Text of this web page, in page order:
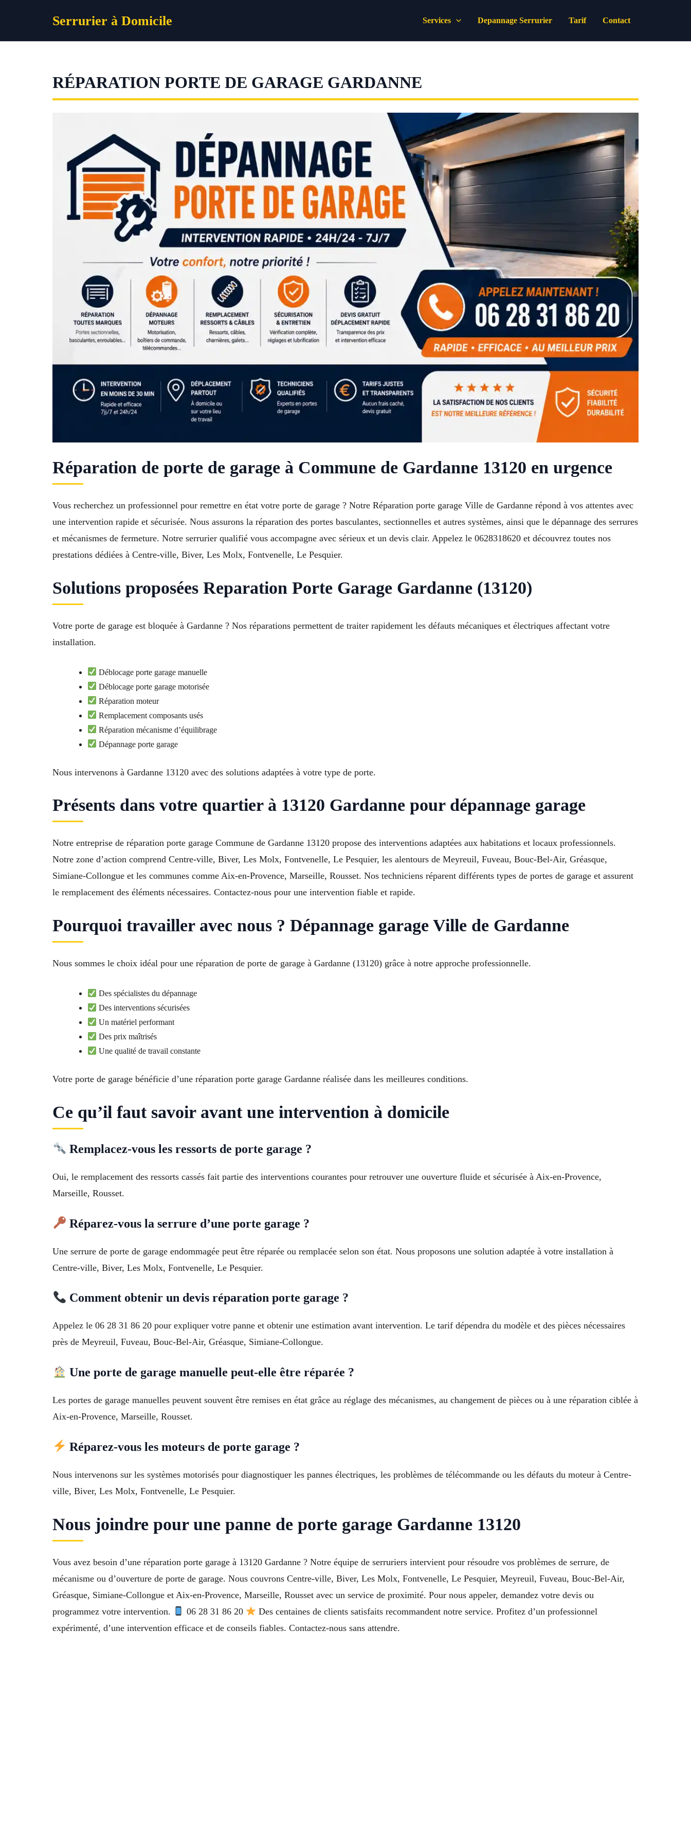
Serrurier à Domicile Services Depannage Serrurier Tarif Contact
RÉPARATION PORTE DE GARAGE GARDANNE
Réparation de porte de garage à Commune de Gardanne 13120 en urgence
Vous recherchez un professionnel pour remettre en état votre porte de garage ? Notre Réparation porte garage Ville de Gardanne répond à vos attentes avec
une intervention rapide et sécurisée. Nous assurons la réparation des portes basculantes, sectionnelles et autres systèmes, ainsi que le dépannage des serrures
et mécanismes de fermeture. Notre serrurier qualifié vous accompagne avec sérieux et un devis clair. Appelez le 0628318620 et découvrez toutes nos
prestations dédiées à Centre-ville, Biver, Les Molx, Fontvenelle, Le Pesquier.
Solutions proposées Reparation Porte Garage Gardanne (13120)
Votre porte de garage est bloquée à Gardanne ? Nos réparations permettent de traiter rapidement les défauts mécaniques et électriques affectant votre
installation.
Déblocage porte garage manuelle
Déblocage porte garage motorisée
Réparation moteur
Remplacement composants usés
Réparation mécanisme d’équilibrage
Dépannage porte garage
Nous intervenons à Gardanne 13120 avec des solutions adaptées à votre type de porte.
Présents dans votre quartier à 13120 Gardanne pour dépannage garage
Notre entreprise de réparation porte garage Commune de Gardanne 13120 propose des interventions adaptées aux habitations et locaux professionnels.
Notre zone d’action comprend Centre-ville, Biver, Les Molx, Fontvenelle, Le Pesquier, les alentours de Meyreuil, Fuveau, Bouc-Bel-Air, Gréasque,
Simiane-Collongue et les communes comme Aix-en-Provence, Marseille, Rousset. Nos techniciens réparent différents types de portes de garage et assurent
le remplacement des éléments nécessaires. Contactez-nous pour une intervention fiable et rapide.
Pourquoi travailler avec nous ? Dépannage garage Ville de Gardanne
Nous sommes le choix idéal pour une réparation de porte de garage à Gardanne (13120) grâce à notre approche professionnelle.
Des spécialistes du dépannage
Des interventions sécurisées
Un matériel performant
Des prix maîtrisés
Une qualité de travail constante
Votre porte de garage bénéficie d’une réparation porte garage Gardanne réalisée dans les meilleures conditions.
Ce qu’il faut savoir avant une intervention à domicile
Remplacez-vous les ressorts de porte garage ?
Oui, le remplacement des ressorts cassés fait partie des interventions courantes pour retrouver une ouverture fluide et sécurisée à Aix-en-Provence,
Marseille, Rousset.
Réparez-vous la serrure d’une porte garage ?
Une serrure de porte de garage endommagée peut être réparée ou remplacée selon son état. Nous proposons une solution adaptée à votre installation à
Centre-ville, Biver, Les Molx, Fontvenelle, Le Pesquier.
Comment obtenir un devis réparation porte garage ?
Appelez le 06 28 31 86 20 pour expliquer votre panne et obtenir une estimation avant intervention. Le tarif dépendra du modèle et des pièces nécessaires
près de Meyreuil, Fuveau, Bouc-Bel-Air, Gréasque, Simiane-Collongue.
Une porte de garage manuelle peut-elle être réparée ?
Les portes de garage manuelles peuvent souvent être remises en état grâce au réglage des mécanismes, au changement de pièces ou à une réparation ciblée à
Aix-en-Provence, Marseille, Rousset.
Réparez-vous les moteurs de porte garage ?
Nous intervenons sur les systèmes motorisés pour diagnostiquer les pannes électriques, les problèmes de télécommande ou les défauts du moteur à Centre-
ville, Biver, Les Molx, Fontvenelle, Le Pesquier.
Nous joindre pour une panne de porte garage Gardanne 13120
Vous avez besoin d’une réparation porte garage à 13120 Gardanne ? Notre équipe de serruriers intervient pour résoudre vos problèmes de serrure, de
mécanisme ou d’ouverture de porte de garage. Nous couvrons Centre-ville, Biver, Les Molx, Fontvenelle, Le Pesquier, Meyreuil, Fuveau, Bouc-Bel-Air,
Gréasque, Simiane-Collongue et Aix-en-Provence, Marseille, Rousset avec un service de proximité. Pour nous appeler, demandez votre devis ou
programmez votre intervention.
06 28 31 86 20
Des centaines de clients satisfaits recommandent notre service. Profitez d’un professionnel
expérimenté, d’une intervention efficace et de conseils fiables. Contactez-nous sans attendre.